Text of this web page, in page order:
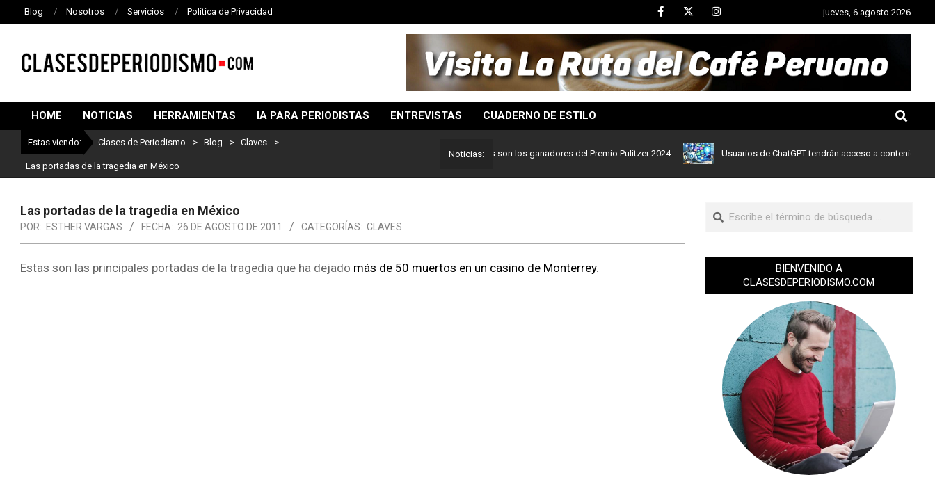
Blog Nosotros Servicios Política de Privacidad jueves, 6 agosto 2026
DE
PERIODISMO
HOME NOTICIAS HERRAMIENTAS IA PARA PERIODISTAS ENTREVISTAS CUADERNO DE ESTILO
Estas viendo: Clases de Periodismo > Blog > Claves >
Las portadas de la tragedia en México
Noticias:
Lo mejor del periodismo: Estos son los ganadores del Premio Pulitzer 2024 Usuarios de ChatGPT tendrán acceso a contenidos de
Las portadas de la tragedia en México
POR: ESTHER VARGAS FECHA: 26 DE AGOSTO DE 2011 CATEGORÍAS: CLAVES
Estas son las principales portadas de la tragedia que ha dejado más de 50 muertos en un casino de Monterrey.
BIENVENIDO A
CLASESDEPERIODISMO.COM